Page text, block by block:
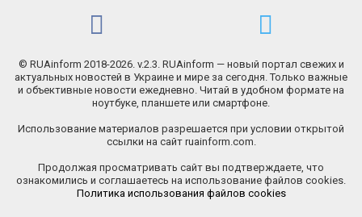
© RUAinform 2018-2026. v.2.3. RUAinform — новый портал свежих и
актуальных новостей в Украине и мире за сегодня. Только важные
и объективные новости ежедневно. Читай в удобном формате на
ноутбуке, планшете или смартфоне.
Использование материалов разрешается при условии открытой
ссылки на сайт ruainform.com.
Продолжая просматривать сайт вы подтверждаете, что
ознакомились и соглашаетесь на использование файлов cookies.
Политика использования файлов cookies